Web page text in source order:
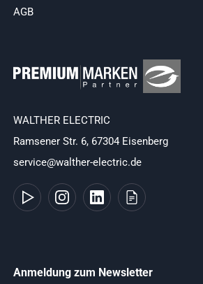
AGB
WALTHER ELECTRIC
Ramsener Str. 6, 67304 Eisenberg
service@walther-electric.de
Anmeldung zum Newsletter